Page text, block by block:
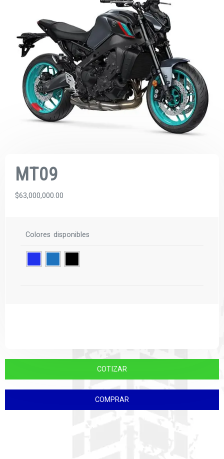
MT09
$63,000,000.00
Colores disponibles
COTIZAR
COMPRAR